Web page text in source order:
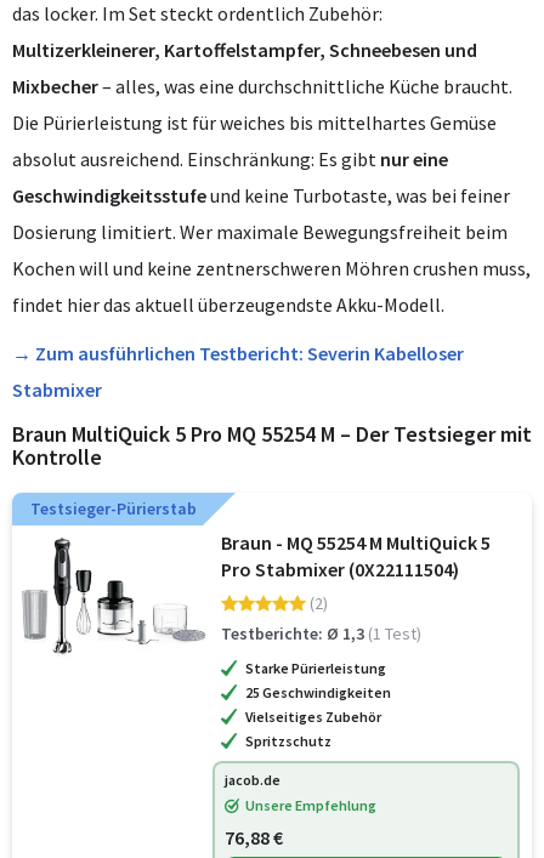
das locker. Im Set steckt ordentlich Zubehör:
Multizerkleinerer, Kartoffelstampfer, Schneebesen und
Mixbecher– alles, was eine durchschnittliche Küche braucht.
Die Pürierleistung ist für weiches bis mittelhartes Gemüse
absolut ausreichend. Einschränkung: Es gibt nur eine
Geschwindigkeitsstufeund keine Turbotaste, was bei feiner
Dosierung limitiert. Wer maximale Bewegungsfreiheit beim
Kochen will und keine zentnerschweren Möhren crushen muss,
findet hier das aktuell überzeugendste Akku-Modell.
→ Zum ausführlichen Testbericht: Severin Kabelloser
Stabmixer
Braun MultiQuick 5 Pro MQ 55254 M – Der Testsieger mit
Kontrolle
Testsieger-Pürierstab
Braun - MQ 55254 M MultiQuick 5
Pro Stabmixer (0X22111504)
(2)
Testberichte: Ø 1,3 (1 Test)
Starke Pürierleistung
25 Geschwindigkeiten
Vielseitiges Zubehör
Spritzschutz
jacob.de
Unsere Empfehlung
76,88 €